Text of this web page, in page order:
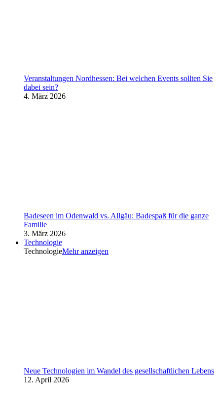
Veranstaltungen Nordhessen: Bei welchen Events sollten Sie
dabei sein?
4. März 2026
Badeseen im Odenwald vs. Allgäu: Badespaß für die ganze
Familie
3. März 2026
Technologie
TechnologieMehr anzeigen
Neue Technologien im Wandel des gesellschaftlichen Lebens
12. April 2026